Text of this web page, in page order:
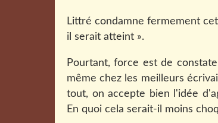
Littré condamne fermement
il serait atteint ».
Pourtant, force est de
même chez les meilleurs
tout, on accepte bien l'idée
En quoi cela serait-il moins